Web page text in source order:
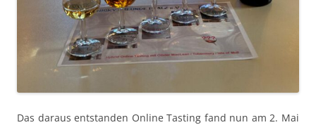
Das daraus ent­standen Online Tast­ing fand nun am 2. Mai